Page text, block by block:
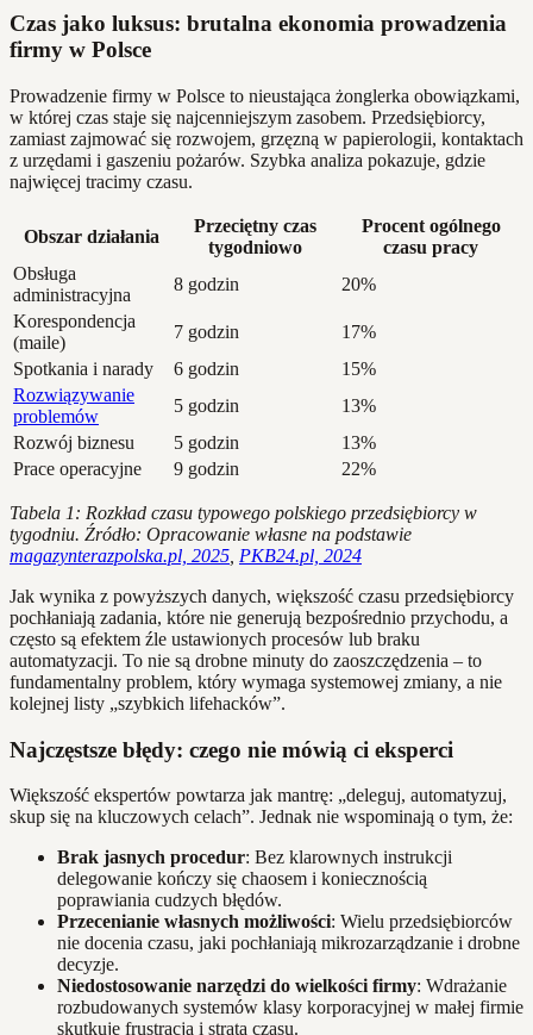
Czas jako luksus: brutalna ekonomia prowadzenia
firmy w Polsce
Prowadzenie firmy w Polsce to nieustająca żonglerka obowiązkami,
w której czas staje się najcenniejszym zasobem. Przedsiębiorcy,
zamiast zajmować się rozwojem, grzęzną w papierologii, kontaktach
z urzędami i gaszeniu pożarów. Szybka analiza pokazuje, gdzie
najwięcej tracimy czasu.
Obszar działania
Przeciętny czas
tygodniowo
Procent ogólnego
czasu pracy
Obsługa
administracyjna
8 godzin
20%
Korespondencja
(maile)
7 godzin
17%
Spotkania i narady
6 godzin
15%
Rozwiązywanie
problemów
5 godzin
13%
Rozwój biznesu
5 godzin
13%
Prace operacyjne
9 godzin 22%
Tabela 1: Rozkład czasu typowego polskiego przedsiębiorcy w
tygodniu. Źródło: Opracowanie własne na podstawie
magazynterazpolska.pl, 2025 PKB24.pl, 2024
Jak wynika z powyższych danych, większość czasu przedsiębiorcy
pochłaniają zadania, które nie generują bezpośrednio przychodu, a
często są efektem źle ustawionych procesów lub braku
automatyzacji. To nie są drobne minuty do zaoszczędzenia – to
fundamentalny problem, który wymaga systemowej zmiany, a nie
kolejnej listy „szybkich lifehacków”.
Najczęstsze błędy: czego nie mówią ci eksperci
Większość ekspertów powtarza jak mantrę: „deleguj, automatyzuj,
skup się na kluczowych celach”. Jednak nie wspominają o tym, że:
Brak jasnych procedur: Bez klarownych instrukcji
delegowanie kończy się chaosem i koniecznością
poprawiania cudzych błędów.
Przecenianie własnych możliwości: Wielu przedsiębiorców
nie docenia czasu, jaki pochłaniają mikrozarządzanie i drobne
decyzje.
Niedostosowanie narzędzi do wielkości firmy: Wdrażanie
rozbudowanych systemów klasy korporacyjnej w małej firmie
skutkuje frustracją i stratą czasu.